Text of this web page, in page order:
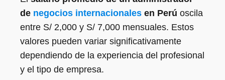
de negocios internacionales en Perú oscila
entre S/ 2,000 y S/ 7,000 mensuales. Estos
valores pueden variar significativamente
dependiendo de la experiencia del profesional
y el tipo de empresa.